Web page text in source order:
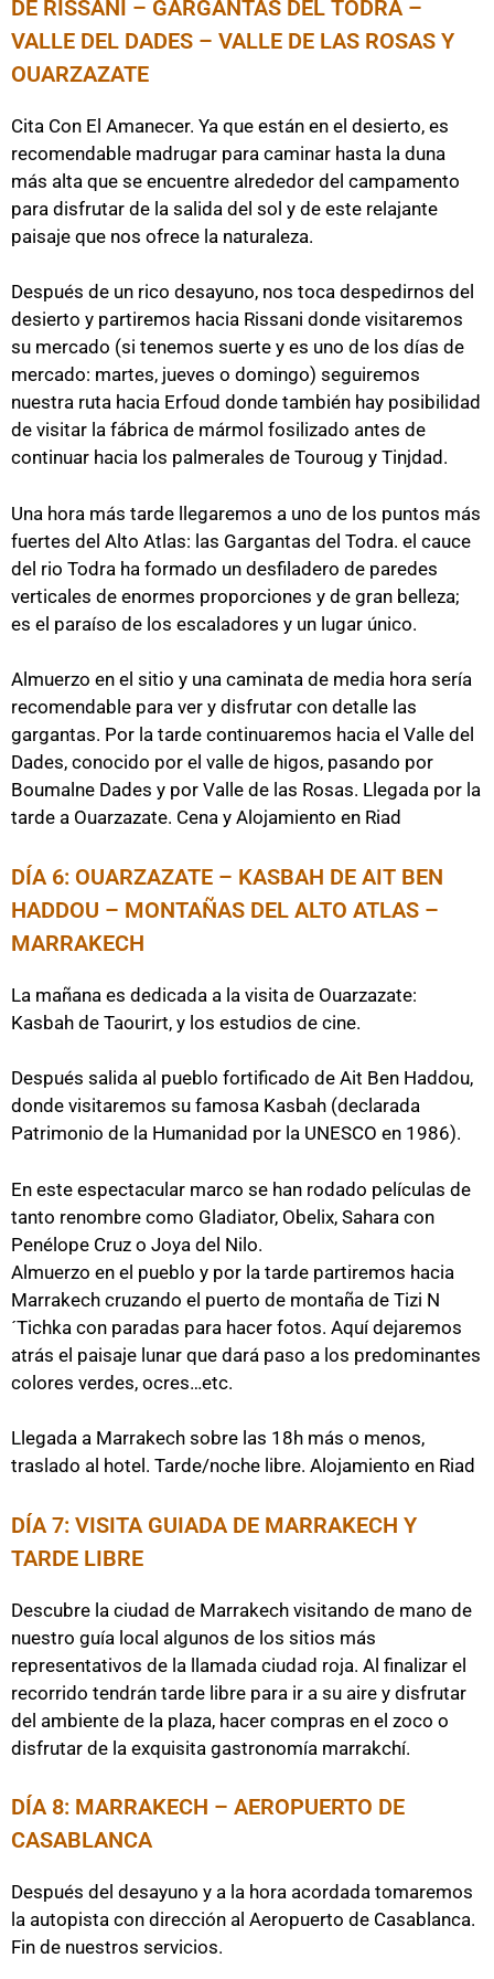
DE RISSANI – GARGANTAS DEL TODRA –
VALLE DEL DADES – VALLE DE LAS ROSAS Y
OUARZAZATE
Cita Con El Amanecer. Ya que están en el desierto, es
recomendable madrugar para caminar hasta la duna
más alta que se encuentre alrededor del campamento
para disfrutar de la salida del sol y de este relajante
paisaje que nos ofrece la naturaleza.
Después de un rico desayuno, nos toca despedirnos del
desierto y partiremos hacia Rissani donde visitaremos
su mercado (si tenemos suerte y es uno de los días de
mercado: martes, jueves o domingo) seguiremos
nuestra ruta hacia Erfoud donde también hay posibilidad
de visitar la fábrica de mármol fosilizado antes de
continuar hacia los palmerales de Touroug y Tinjdad.
Una hora más tarde llegaremos a uno de los puntos más
fuertes del Alto Atlas: las Gargantas del Todra. el cauce
del rio Todra ha formado un desfiladero de paredes
verticales de enormes proporciones y de gran belleza;
es el paraíso de los escaladores y un lugar único.
Almuerzo en el sitio y una caminata de media hora sería
recomendable para ver y disfrutar con detalle las
gargantas. Por la tarde continuaremos hacia el Valle del
Dades, conocido por el valle de higos, pasando por
Boumalne Dades y por Valle de las Rosas. Llegada por la
tarde a Ouarzazate. Cena y Alojamiento en Riad
DÍA 6: OUARZAZATE – KASBAH DE AIT BEN
HADDOU – MONTAÑAS DEL ALTO ATLAS –
MARRAKECH
La mañana es dedicada a la visita de Ouarzazate:
Kasbah de Taourirt, y los estudios de cine.
Después salida al pueblo fortificado de Ait Ben Haddou,
donde visitaremos su famosa Kasbah (declarada
Patrimonio de la Humanidad por la UNESCO en 1986).
En este espectacular marco se han rodado películas de
tanto renombre como Gladiator, Obelix, Sahara con
Penélope Cruz o Joya del Nilo.
Almuerzo en el pueblo y por la tarde partiremos hacia
Marrakech cruzando el puerto de montaña de Tizi N
´Tichka con paradas para hacer fotos. Aquí dejaremos
atrás el paisaje lunar que dará paso a los predominantes
colores verdes, ocres…etc.
Llegada a Marrakech sobre las 18h más o menos,
traslado al hotel. Tarde/noche libre. Alojamiento en Riad
DÍA 7: VISITA GUIADA DE MARRAKECH Y
TARDE LIBRE
Descubre la ciudad de Marrakech visitando de mano de
nuestro guía local algunos de los sitios más
representativos de la llamada ciudad roja. Al finalizar el
recorrido tendrán tarde libre para ir a su aire y disfrutar
del ambiente de la plaza, hacer compras en el zoco o
disfrutar de la exquisita gastronomía marrakchí.
DÍA 8: MARRAKECH – AEROPUERTO DE
CASABLANCA
Después del desayuno y a la hora acordada tomaremos
la autopista con dirección al Aeropuerto de Casablanca.
Fin de nuestros servicios.